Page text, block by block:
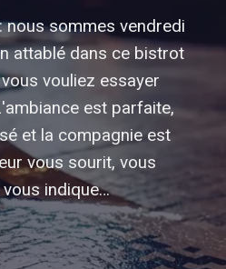
nous sommes vendredi
attablé dans ce bistrot
vouliez essayer
est parfaite,
et la compagnie est
vous sourit, vous
indique…